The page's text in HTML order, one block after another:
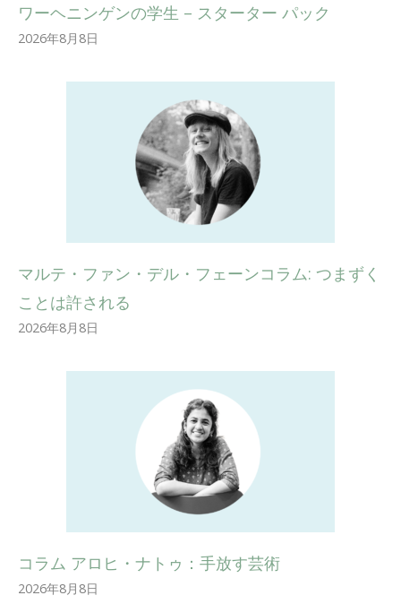
ワーヘニンゲンの学生 – スターター パック
2026年8月8日
マルテ・ファン・デル・フェーンコラム: つまずく
ことは許される
2026年8月8日
コラム アロヒ・ナトゥ：手放す芸術
2026年8月8日